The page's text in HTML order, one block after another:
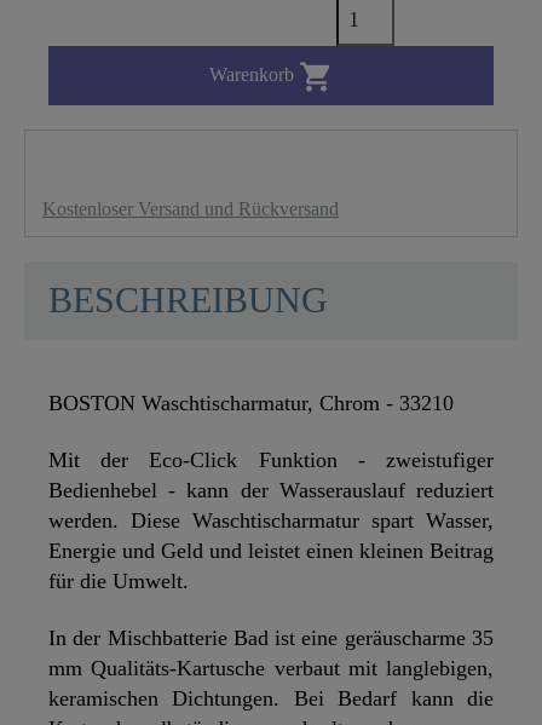
Warenkorb 
Kostenloser Versand und Rückversand
BESCHREIBUNG
BOSTON Waschtischarmatur, Chrom - 33210
Mit der Eco-Click Funktion - zweistufiger
Bedienhebel - kann der Wasserauslauf reduziert
werden. Diese Waschtischarmatur spart Wasser,
Energie und Geld und leistet einen kleinen Beitrag
für die Umwelt.
In der Mischbatterie Bad ist eine geräuscharme 35
mm Qualitäts-Kartusche verbaut mit langlebigen,
keramischen Dichtungen. Bei Bedarf kann die